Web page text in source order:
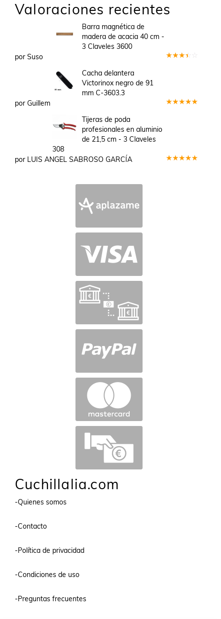
Valoraciones recientes
Barra magnética de
madera de acacia 40 cm -
3 Claveles 3600
por Suso
Cacha delantera
Victorinox negro de 91
mm C-3603.3
por Guillem
Tijeras de poda
profesionales en aluminio
de 21,5 cm - 3 Claveles
308
por LUIS ANGEL SABROSO GARCÍA
Cuchillalia.com
-Quienes somos
-Contacto
-Política de privacidad
-Condiciones de uso
-Preguntas frecuentes